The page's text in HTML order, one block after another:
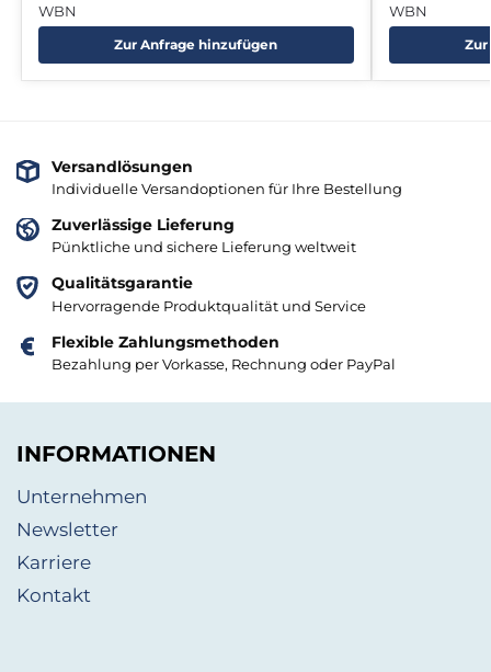
WBN
Zur Anfrage hinzufügen
WBN
Versandlösungen
Individuelle Versandoptionen für Ihre Bestellung
Zuverlässige Lieferung
Pünktliche und sichere Lieferung weltweit
Qualitätsgarantie
Hervorragende Produktqualität und Service
Flexible Zahlungsmethoden
Bezahlung per Vorkasse, Rechnung oder PayPal
INFORMATIONEN
Unternehmen
Newsletter
Karriere
Kontakt